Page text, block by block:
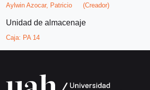
Aylwin Azocar, Patricio (Creador)
Unidad de almacenaje
Caja: PA 14